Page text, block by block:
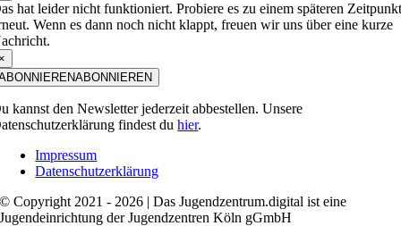
hat leider nicht funktioniert. Probiere es zu einem späteren
Wenn es dann noch nicht klappt, freuen wir uns über eine kurze
ABONNIEREN
kannst den Newsletter jederzeit abbestellen. Unsere
findest duhier.
Impressum
Datenschutzerklärung
© Copyright 2021 - 2026 | Das Jugendzentrum.digital ist eine
Jugendeinrichtung der Jugendzentren Köln gGmbH